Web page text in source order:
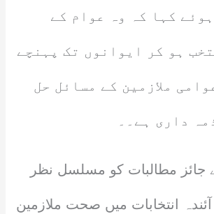
کہا کہ وہ عوام کے
ہو کر ایوانوں تک پہنچے
ملازمین کے مسائل حل
داری ہے۔۔
جائز مطالبات کو مسلسل نظر
آئندہ انتخابات میں صحت ملازمین